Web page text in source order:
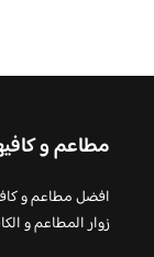
مطاعم و
افضل مطاعم و
زوار المطاعم و